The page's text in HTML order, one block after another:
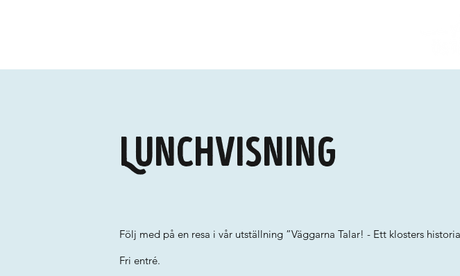
Lunchvisning
Följ med på en resa i vår utställning ”Väggarna Talar! - Ett klosters
Fri entré.